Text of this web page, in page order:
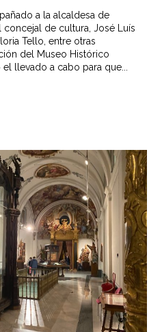
a la alcaldesa de
concejal de cultura, José Luís
Tello, entre otras
del Museo Histórico
llevado a cabo para que...